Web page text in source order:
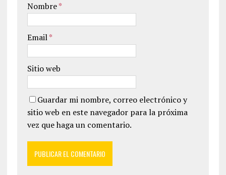
Nombre*
Email*
Sitio web
Guardar mi nombre, correo electrónico y
sitio web en este navegador para la próxima
vez que haga un comentario.